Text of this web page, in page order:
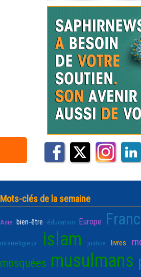
Mots-clés de la semaine
Asie bien-être éducation Europe
interreligieux islam justice livres
mosquées musulmans